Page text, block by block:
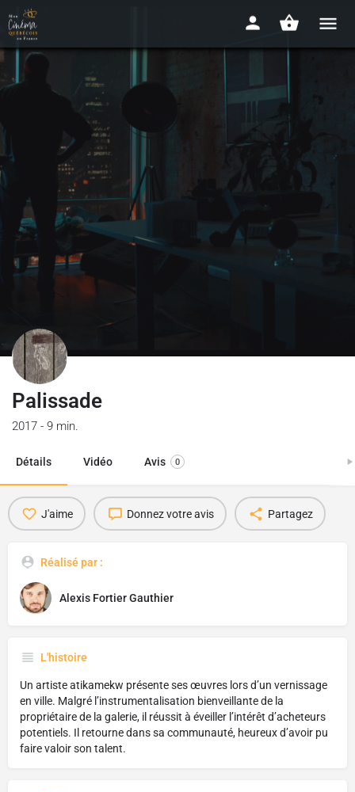
Palissade
2017 - 9 min.
Détails Vidéo Avis 0
J'aime Donnez votre avis Partagez
Réalisé par :
Alexis Fortier Gauthier
L'histoire
Un artiste atikamekw présente ses œuvres lors d’un vernissage
en ville. Malgré l’instrumentalisation bienveillante de la
propriétaire de la galerie, il réussit à éveiller l’intérêt d’acheteurs
potentiels. Il retourne dans sa communauté, heureux d’avoir pu
faire valoir son talent.